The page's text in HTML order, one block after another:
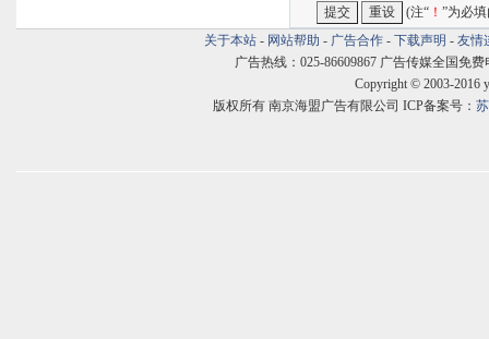
(注“ ！ ”为必
关于本站 - 网站帮助 - 广告合作 - 下载声明 - 友情
广告热线：025-86609867 广告传媒全国免费
Copyright © 2003-2016
版权所有 南京海盟广告有限公司 ICP备案号：